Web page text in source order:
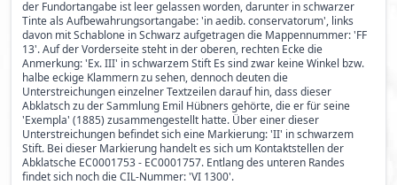
der Fundortangabe ist leer gelassen worden, darunter in schwarzer
Tinte als Aufbewahrungsortangabe: 'in aedib. conservatorum', links
davon mit Schablone in Schwarz aufgetragen die Mappennummer: 'FF
13'. Auf der Vorderseite steht in der oberen, rechten Ecke die
Anmerkung: 'Ex. III' in schwarzem Stift Es sind zwar keine Winkel bzw.
halbe eckige Klammern zu sehen, dennoch deuten die
Unterstreichungen einzelner Textzeilen darauf hin, dass dieser
Abklatsch zu der Sammlung Emil Hübners gehörte, die er für seine
'Exempla' (1885) zusammengestellt hatte. Über einer dieser
Unterstreichungen befindet sich eine Markierung: 'II' in schwarzem
Stift. Bei dieser Markierung handelt es sich um Kontaktstellen der
Abklatsche EC0001753 - EC0001757. Entlang des unteren Randes
findet sich noch die CIL-Nummer: 'VI 1300'.